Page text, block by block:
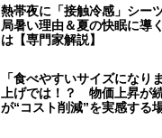
熱帯夜に「接触冷感」シ
局暑い理由＆夏の快眠に導
は【専門家解説】
「食べやすいサイズにな
上げでは！？ 物価上昇が
が“コスト削減”を実感する